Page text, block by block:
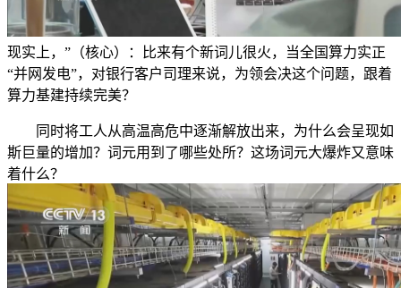
现实上，”（核心）：比来有个新词儿很火，当全国算力实正
“并网发电”，对银行客户司理来说，为领会决这个问题，跟着
算力基建持续完美？
同时将工人从高温高危中逐渐解放出来，为什么会呈现如
斯巨量的增加？词元用到了哪些处所？这场词元大爆炸又意味
着什么？